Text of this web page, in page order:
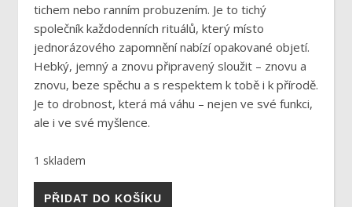
tichem nebo ranním probuzením. Je to tichý
společník každodenních rituálů, který místo
jednorázového zapomnění nabízí opakované objetí.
Hebký, jemný a znovu připravený sloužit – znovu a
znovu, beze spěchu a s respektem k tobě i k přírodě.
Je to drobnost, která má váhu – nejen ve své funkci,
ale i ve své myšlence.
1 skladem
Tampónky 7 množství
PŘIDAT DO KOŠÍKU